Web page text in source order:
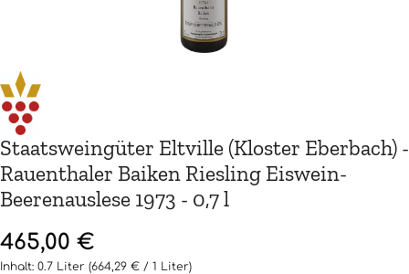
Staatsweingüter Eltville (Kloster Eberbach) -
Rauenthaler Baiken Riesling Eiswein-
Beerenauslese 1973 - 0,7 l
Regulärer Preis:
465,00 €
Inhalt: 0.7 Liter (664,29 € / 1 Liter)